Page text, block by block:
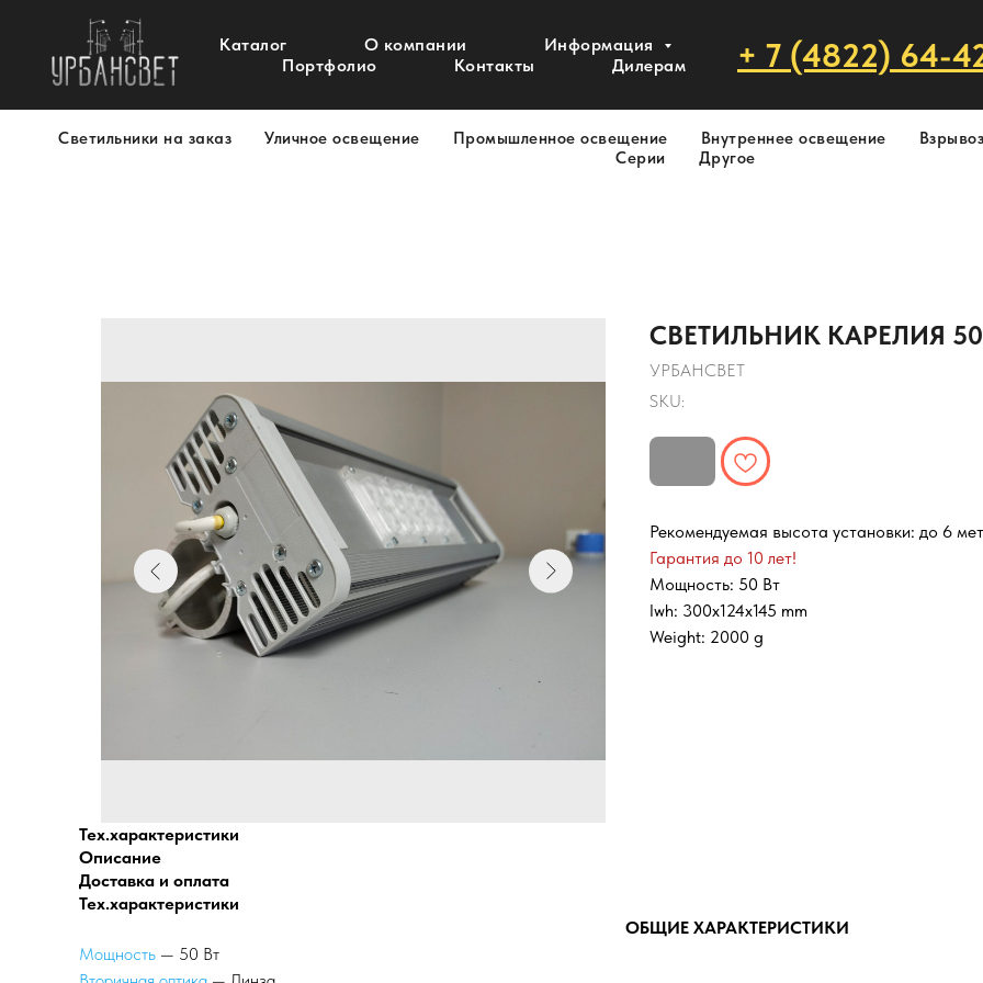
Каталог О компании
Информация
Портфолио
Контакты Дилерам + 7 (4822) 64-
Светильники на заказ Уличное освещение Промышленное освещение Внутреннее освещение
Серии
Другое
СВЕТИЛЬНИК КАРЕЛИЯ
УРБАНСВЕТ
SKU:
Рекомендуемая высота установки: до 6
Гарантия до 10 лет!
Мощность: 50 Вт
lwh: 300x124x145 mm
Weight: 2000 g
Тех.характеристики
Описание
Доставка и оплата
Тех.характеристики
ОБЩИЕ ХАРАКТЕРИСТИКИ
Мощность — 50 Вт